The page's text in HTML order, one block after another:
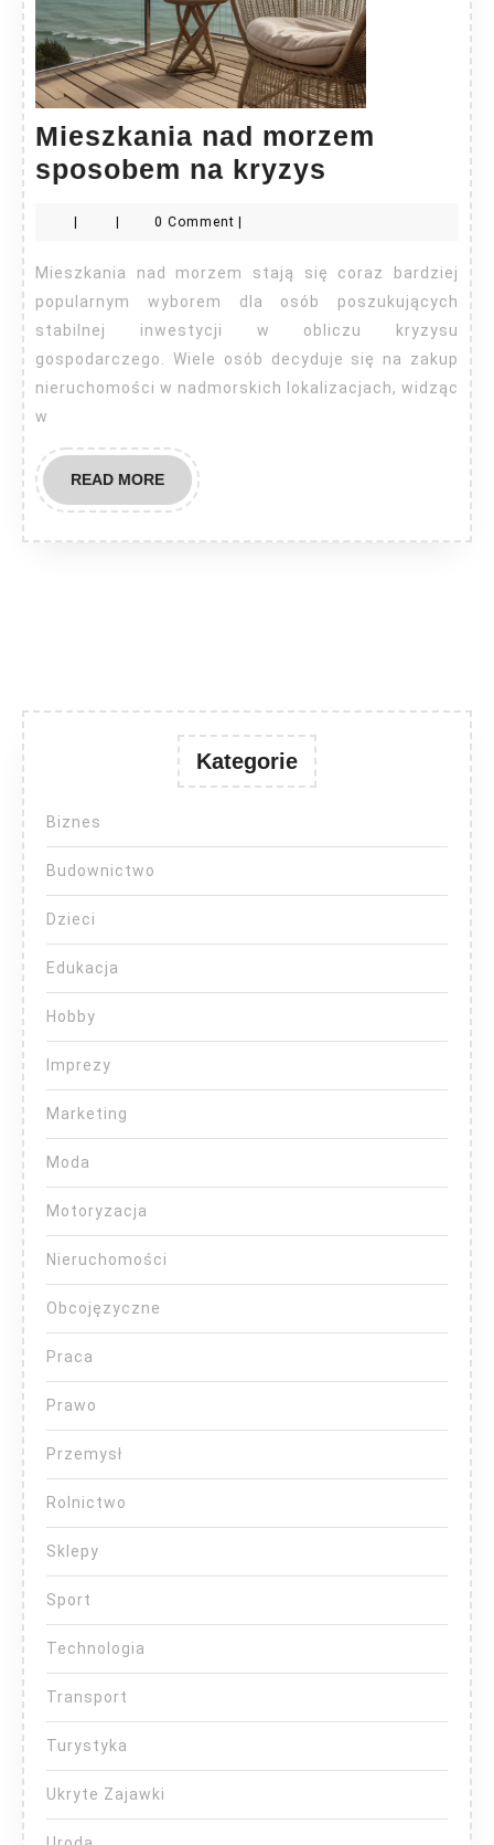
Mieszkania nad morzem
sposobem na kryzys Mieszkania
sposobem
na
kryzys
0 Comment
Mieszkania nad morzem stają się coraz bardziej
popularnym wyborem dla osób poszukujących
stabilnej inwestycji w obliczu kryzysu
gospodarczego. Wiele osób decyduje się na zakup
nieruchomości w nadmorskich lokalizacjach, widząc
w
READ MOREREAD
MORE
Kategorie
Biznes
Budownictwo
Dzieci
Edukacja
Hobby
Imprezy
Marketing
Moda
Motoryzacja
Nieruchomości
Obcojęzyczne
Praca
Prawo
Przemysł
Rolnictwo
Sklepy
Sport
Technologia
Transport
Turystyka
Ukryte Zajawki